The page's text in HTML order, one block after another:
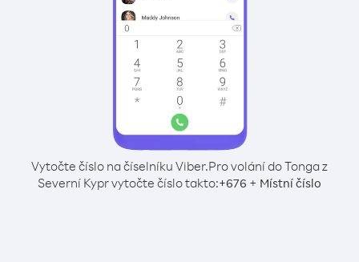
Vytočte číslo na číselníku Viber.Pro volání do Tonga z
Severní Kypr vytočte číslo takto:+676 + Místní číslo